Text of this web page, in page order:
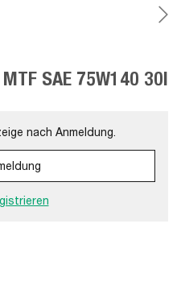
SAE 75W140 30l
nach Anmeldung.